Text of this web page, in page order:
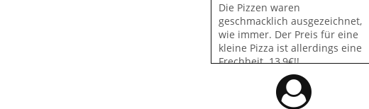
Die Pizzen waren
geschmacklich ausgezeichnet,
wie immer. Der Preis für eine
kleine Pizza ist allerdings eine
Frechheit. 13,9€!!